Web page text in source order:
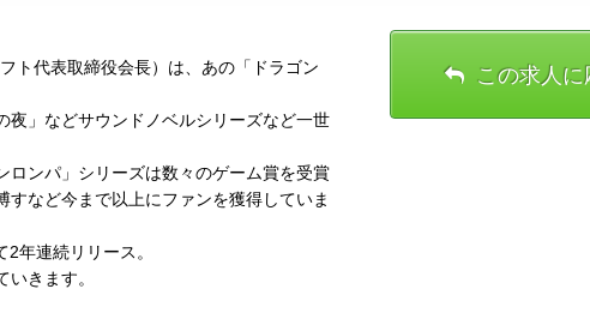
ト代表取締役会長）は、あの「ドラゴン
夜」などサウンドノベルシリーズなど一世
ロンパ」シリーズは数々のゲーム賞を受賞
など今まで以上にファンを獲得していま
年連続リリース。
きます。
この求人に